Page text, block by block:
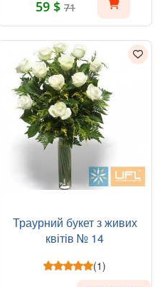
59 $ 71
Траурний букет з живих
квітів № 14
(1)